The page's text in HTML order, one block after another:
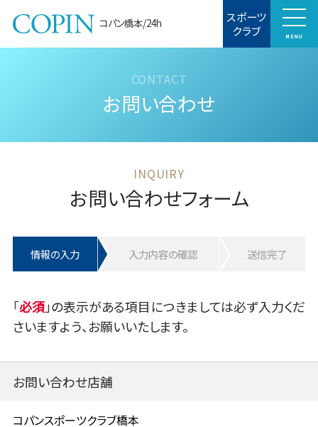
コパン橋本/24h スポーツ
クラブ MENU
お問い合わせ
お問い合わせフォーム
情報の入力 入力内容の確認 送信完了
「
」の表示がある項目につきましては必ず入力くだ
さいますよう、お願いいたします。
お問い合わせ店舗